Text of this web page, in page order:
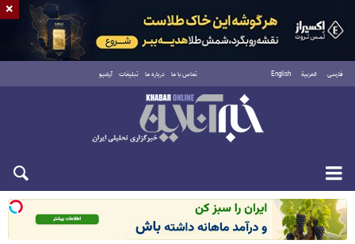
فارسی العربية English تماس با ما درباره ما تبلیغات آرشیو
شنبه ۱۷ مرداد ۱۴۰۵
×